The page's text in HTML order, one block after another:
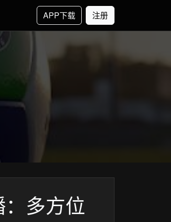
APP下载 注册
多方位